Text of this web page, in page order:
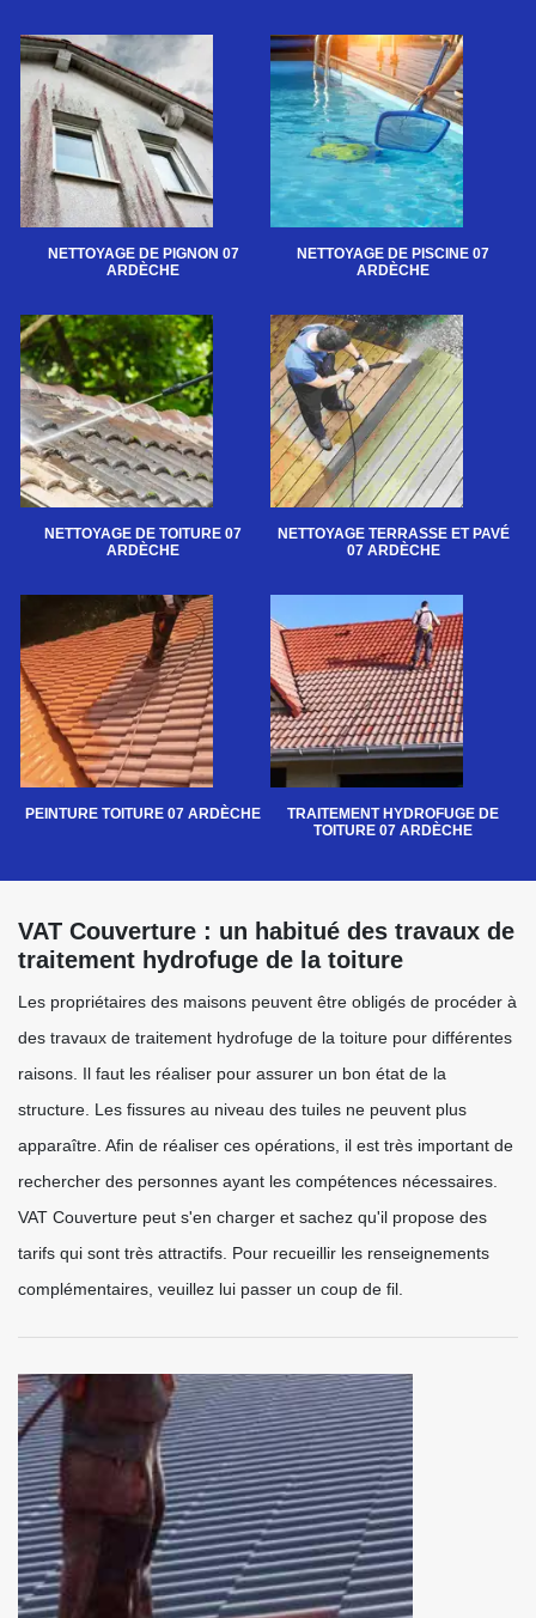
NETTOYAGE DE PIGNON 07
ARDÈCHE
NETTOYAGE DE PISCINE 07
ARDÈCHE
NETTOYAGE DE TOITURE 07
ARDÈCHE
NETTOYAGE TERRASSE ET PAVÉ
07 ARDÈCHE
PEINTURE TOITURE 07 ARDÈCHE
TRAITEMENT HYDROFUGE DE
TOITURE 07 ARDÈCHE
VAT Couverture : un habitué des travaux de
traitement hydrofuge de la toiture
Les propriétaires des maisons peuvent être obligés de procéder à
des travaux de traitement hydrofuge de la toiture pour différentes
raisons. Il faut les réaliser pour assurer un bon état de la
structure. Les fissures au niveau des tuiles ne peuvent plus
apparaître. Afin de réaliser ces opérations, il est très important de
rechercher des personnes ayant les compétences nécessaires.
VAT Couverture peut s'en charger et sachez qu'il propose des
tarifs qui sont très attractifs. Pour recueillir les renseignements
complémentaires, veuillez lui passer un coup de fil.